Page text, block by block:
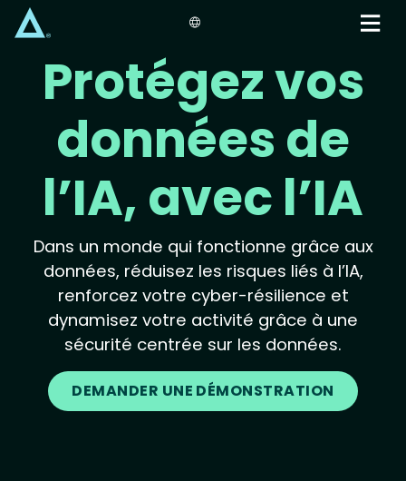
content
Protégez vos
données de
l’IA, avec l’IA
Dans un monde qui fonctionne grâce aux
données, réduisez les risques liés à l’IA,
renforcez votre cyber-résilience et
dynamisez votre activité grâce à une
sécurité centrée sur les données.
DEMANDER UNE DÉMONSTRATION